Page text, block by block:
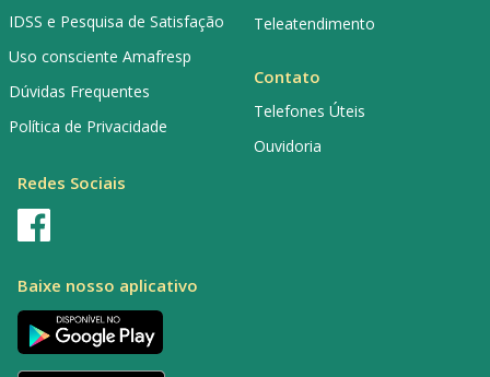
IDSS e Pesquisa de Satisfação
Uso consciente Amafresp
Dúvidas Frequentes
Política de Privacidade
Teleatendimento
Contato
Telefones Úteis
Ouvidoria
Redes Sociais
Baixe nosso aplicativo